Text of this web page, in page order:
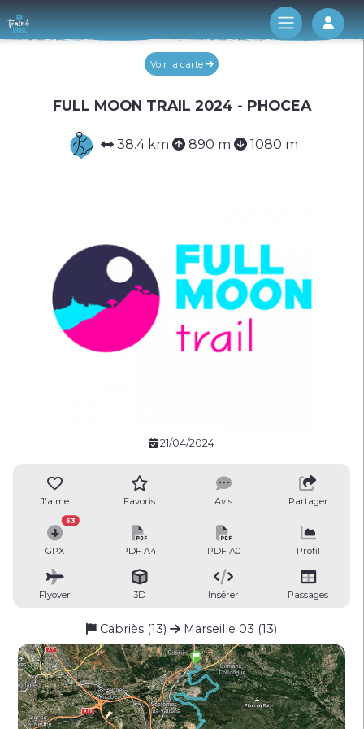
Log
Voir la carte
FULL MOON TRAIL 2024 - PHOCEA
38.4 km 890 m 1080 m
21/04/2024
J'aime Favoris Avis Partager
GPX
63
PDF A4 PDF A0 Profil
Flyover 3D Insérer Passages
Cabriès (13) Marseille 03 (13)